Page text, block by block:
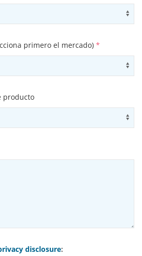
primero el mercado) *
producto
disclosure: